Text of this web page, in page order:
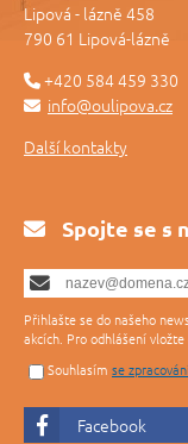
Lipová - lázně 458
790 61 Lipová-lázně
+420 584 459 330
info@oulipova.cz
Další kontakty
Spojte se s
Přihlašte se do našeho
akcích. Pro odhlášení vložte
Souhlasím se
Facebook